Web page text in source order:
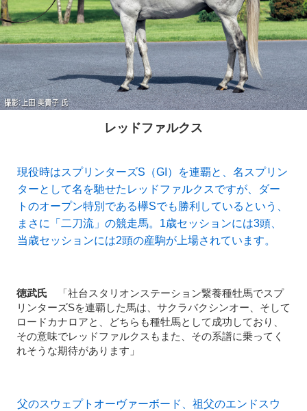
レッドファルクス
現役時はスプリンターズS（GI）を連覇と、名スプリン
ターとして名を馳せたレッドファルクスですが、ダー
トのオープン特別である欅Sでも勝利しているという、
まさに「二刀流」の競走馬。1歳セッションには3頭、
当歳セッションには2頭の産駒が上場されています。
徳武氏 「社台スタリオンステーション繋養種牡馬でスプ
リンターズSを連覇した馬は、サクラバクシンオー、そして
ロードカナロアと、どちらも種牡馬として成功しており、
その意味でレッドファルクスもまた、その系譜に乗ってく
れそうな期待があります」
父のスウェプトオーヴァーボード、祖父のエンドスウ